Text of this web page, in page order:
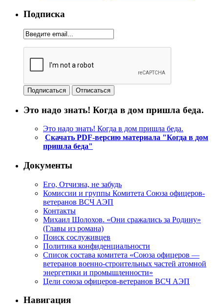
Подписка
Это надо знать! Когда в дом пришла беда.
Это надо знать! Когда в дом пришла беда.
Скачать PDF-версию материала "Когда в дом
пришла беда"
Документы
Его, Отчизна, не забудь
Комиссии и группы Комитета Союза офицеров-
ветеранов ВСЧ АЭП
Контакты
Михаил Шолохов. «Они сражались за Родину»
(Главы из романа)
Поиск сослуживцев
Политика конфиденциальности
Список состава комитета «Союза офицеров —
ветеранов военно-строительных частей атомной
энергетики и промышленности»
Цели союза офицеров-ветеранов ВСЧ АЭП
Навигация